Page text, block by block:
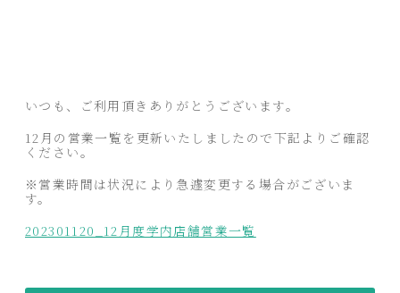
いつも、ご利用頂きありがとうございます。
12月の営業一覧を更新いたしましたので下記よりご確認
ください。
※営業時間は状況により急遽変更する場合がございま
す。
202301120_12月度学内店舗営業一覧